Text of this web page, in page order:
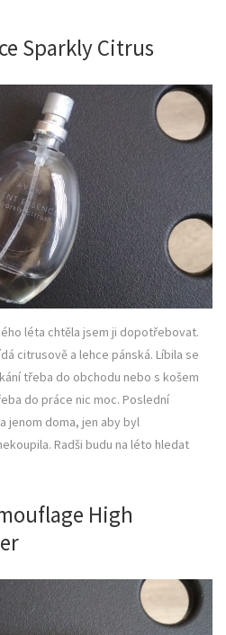
Sparkly Citrus
léta chtěla jsem ji dopotřebovat.
citrusově a lehce pánská. Líbila se
třeba do obchodu nebo s košem
do práce nic moc. Poslední
jenom doma, jen aby byl
Radši budu na léto hledat
High